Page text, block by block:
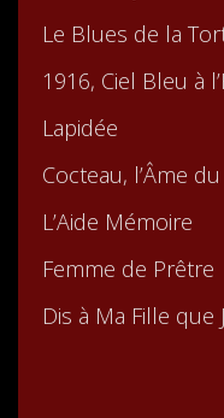
Le Blues de la
1916, Ciel Bleu à
Lapidée
Cocteau, l’Âme
L’Aide Mémoire
Femme de Prêtre
Dis à Ma Fille que